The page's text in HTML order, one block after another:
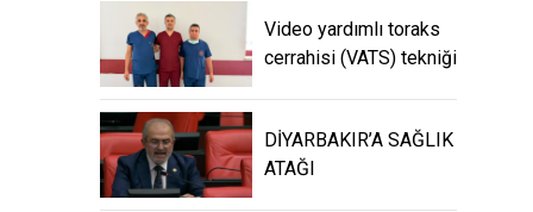
Video yardımlı toraks
cerrahisi (VATS) tekniği
DİYARBAKIR’A SAĞLIK
ATAĞI